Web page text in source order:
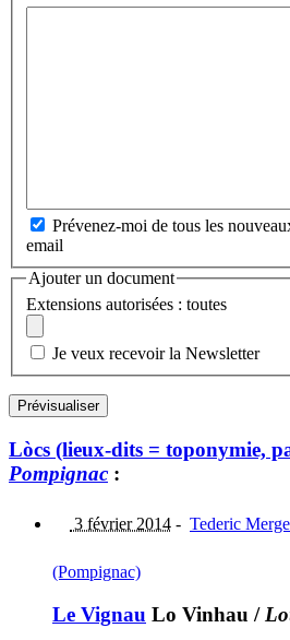
Prévenez-moi de tous les
email
Ajouter un document
Extensions autorisées : toutes
Je veux recevoir la Newsletter
Lòcs (lieux-dits = toponymie,
Pompignac :
3 février 2014 - Tederic
(Pompignac)
Le Vignau Lo Vinhau /